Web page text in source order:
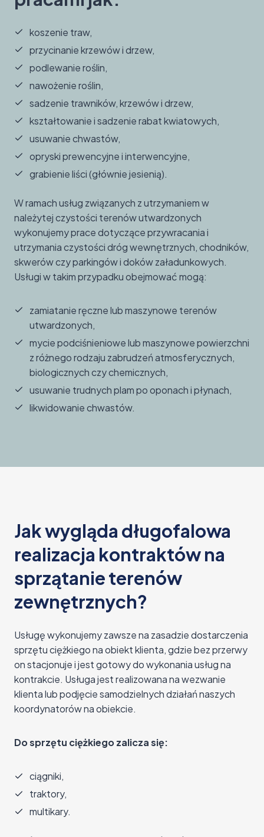
koszenie traw,
przycinanie krzewów i drzew,
podlewanie roślin,
nawożenie roślin,
sadzenie trawników, krzewów i drzew,
kształtowanie i sadzenie rabat kwiatowych,
usuwanie chwastów,
opryski prewencyjne i interwencyjne,
grabienie liści (głównie jesienią).
W ramach usług związanych z utrzymaniem w
należytej czystości terenów utwardzonych
wykonujemy prace dotyczące przywracania i
utrzymania czystości dróg wewnętrznych, chodników,
skwerów czy parkingów i doków załadunkowych.
Usługi w takim przypadku obejmować mogą:
zamiatanie ręczne lub maszynowe terenów
utwardzonych,
mycie podciśnieniowe lub maszynowe powierzchni
z różnego rodzaju zabrudzeń atmosferycznych,
biologicznych czy chemicznych,
usuwanie trudnych plam po oponach i płynach,
likwidowanie chwastów.
Jak wygląda długofalowa
realizacja kontraktów na
sprzątanie terenów
zewnętrznych?
Usługę wykonujemy zawsze na zasadzie dostarczenia
sprzętu ciężkiego na obiekt klienta, gdzie bez przerwy
on stacjonuje i jest gotowy do wykonania usług na
kontrakcie. Usługa jest realizowana na wezwanie
klienta lub podjęcie samodzielnych działań naszych
koordynatorów na obiekcie.
Do sprzętu ciężkiego zalicza się:
ciągniki,
traktory,
multikary.